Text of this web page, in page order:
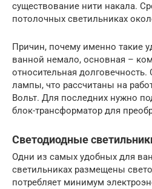
существование нити накала.
потолочных светильниках
Причин, почему именно такие
ванной немало, основная –
относительная
лампы, что рассчитаны на
Вольт. Для последних нужно
блок-трансформатор для
Светодиодные
Одни из самых удобных для
светильниках размещены
потребляет минимум